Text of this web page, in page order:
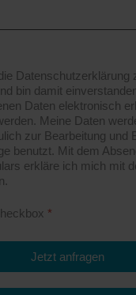
Datenschutzerklärung
bin damit
Daten elektronisch
Meine Daten
zur Bearbeitung und
benutzt. Mit dem
erkläre ich mich mit
*
Jetzt anfragen